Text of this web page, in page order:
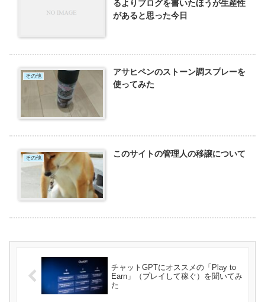
るよりブログを書いたほうが生産性
があると思った今日
その他
アサヒペンのストーン調スプレーを
使ってみた
その他 このサイトの管理人の移譲について
チャットGPTにオススメの「Play to
Earn」（プレイして稼ぐ）を聞いてみ
た